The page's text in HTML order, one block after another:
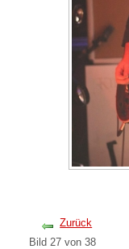
Zurück
Bild 27 von 38